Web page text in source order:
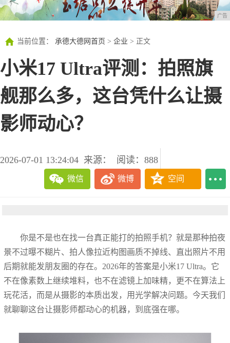
广告
当前位置： 承德大德网首页 > 企业 > 正文
小米17 Ultra评测：拍照旗
舰那么多，这台凭什么让摄
影师动心？
2026-07-01 13:24:04 来源： 阅读：888
微信 微博 空间
你是不是也在找一台真正能打的拍照手机？就是那种拍夜
景不过曝不糊片、拍人像拉近构图画质不掉线、直出照片不用
后期就能发朋友圈的存在。2026年的答案是小米17 Ultra。它
不在像素数上继续堆料，也不在滤镜上加味精，更不在算法上
玩花活，而是从摄影的本质出发，用光学解决问题。今天我们
就聊聊这台让摄影师都动心的机器，到底强在哪。